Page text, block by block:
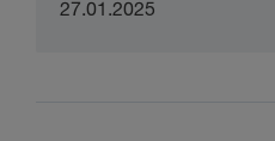
27.01.2025